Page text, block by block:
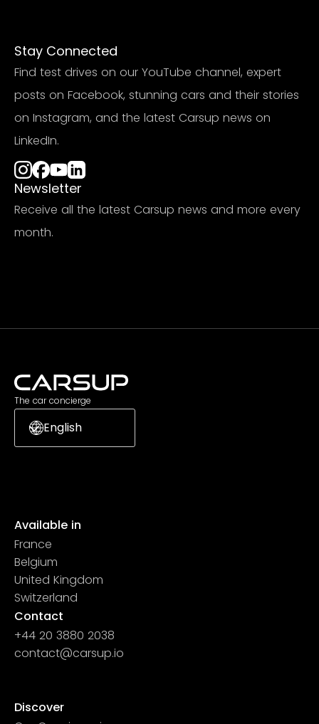
Stay Connected
Find test drives on our YouTube channel, expert
posts on Facebook, stunning cars and their stories
on Instagram, and the latest Carsup news on
LinkedIn.
Newsletter
Receive all the latest Carsup news and more every
month.
The car concierge
English
Available in
France
Belgium
United Kingdom
Switzerland
Contact
+44 20 3880 2038
contact@carsup.io
Discover